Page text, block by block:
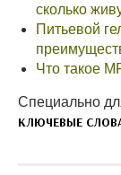
сколько
Питьевой
Что такое
Специально
КЛЮЧЕВЫЕ